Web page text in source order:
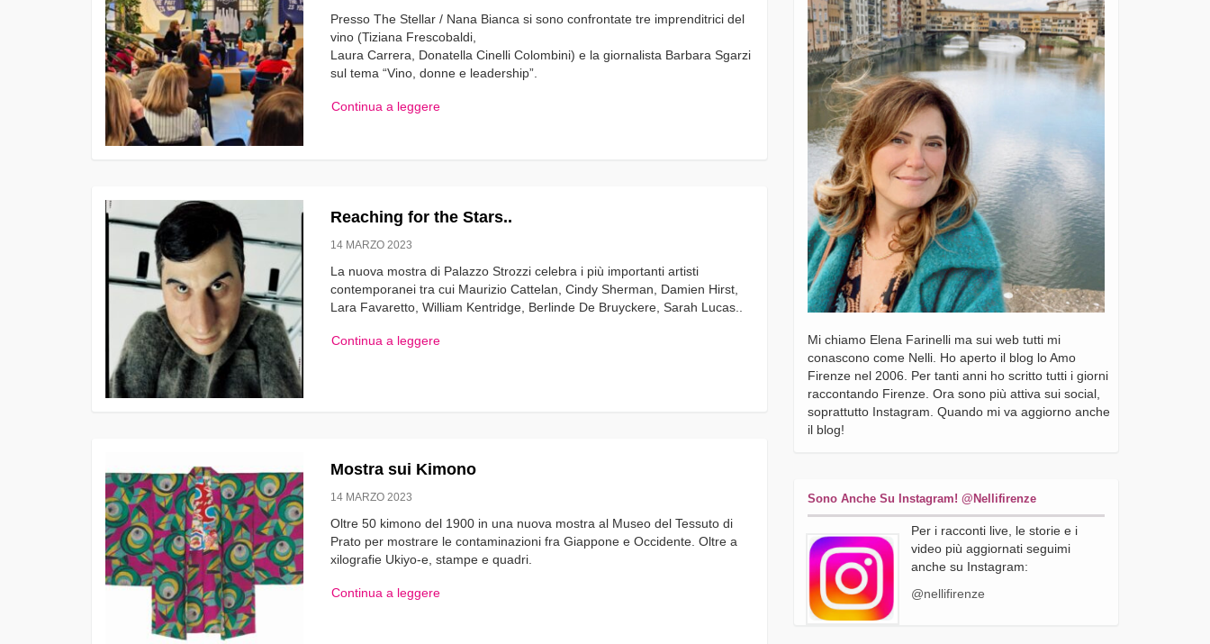
Presso The Stellar / Nana Bianca si sono confrontate tre imprenditrici del
vino (Tiziana Frescobaldi,
Laura Carrera, Donatella Cinelli Colombini) e la giornalista Barbara Sgarzi
sul tema “Vino, donne e leadership”.
Continua a leggere
Reaching for the Stars..
14 MARZO 2023
La nuova mostra di Palazzo Strozzi celebra i più importanti artisti
contemporanei tra cui Maurizio Cattelan, Cindy Sherman, Damien Hirst,
Lara Favaretto, William Kentridge, Berlinde De Bruyckere, Sarah Lucas..
Continua a leggere
Mostra sui Kimono
14 MARZO 2023
Oltre 50 kimono del 1900 in una nuova mostra al Museo del Tessuto di
Prato per mostrare le contaminazioni fra Giappone e Occidente. Oltre a
xilografie Ukiyo-e, stampe e quadri.
Continua a leggere
Mi chiamo Elena Farinelli ma sui web tutti mi
conascono come Nelli. Ho aperto il blog lo Amo
Firenze nel 2006. Per tanti anni ho scritto tutti i giorni
raccontando Firenze. Ora sono più attiva sui social,
soprattutto Instagram. Quando mi va aggiorno anche
il blog!
Sono Anche Su Instagram! @nellifirenze
Per i racconti live, le storie e i
video più aggiornati seguimi
anche su Instagram:
@nellifirenze